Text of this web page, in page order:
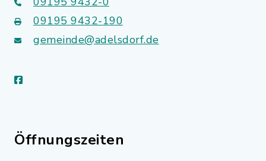
09195 9432-190
gemeinde@adelsdorf.de
facebook
Öffnungszeiten